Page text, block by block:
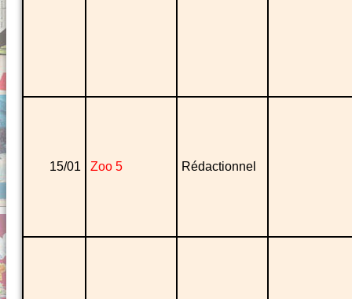
15/01 Zoo 5 Rédactionnel